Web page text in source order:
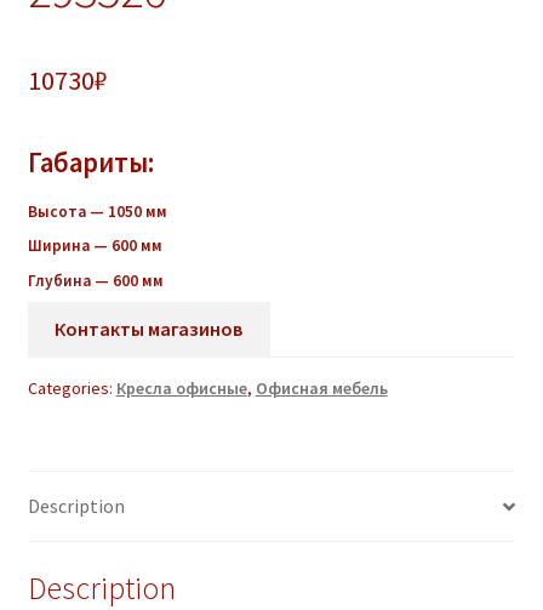
10730₽
Габариты:
Высота — 1050мм
Ширина — 600 мм
Глубина — 600 мм
Контакты магазинов
Categories: Кресла офисные, Офисная мебель
Description
Description